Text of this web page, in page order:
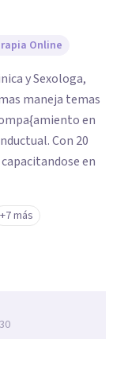
Online
y Sexologa,
maneja temas
en
Con 20
en
+7 más